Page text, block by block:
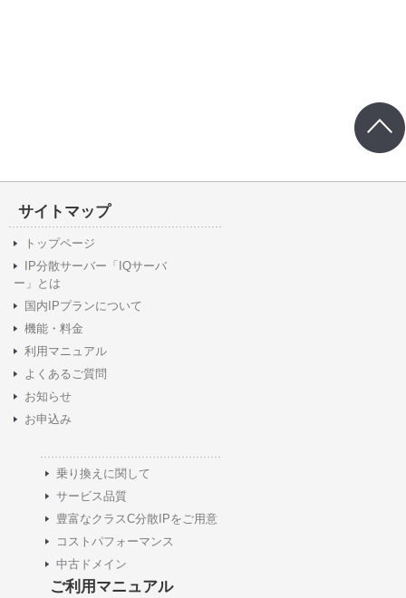
サイトマップ
トップページ
IP分散サーバー「IQサーバ
ー」とは
国内IPプランについて
機能・料金
利用マニュアル
よくあるご質問
お知らせ
お申込み
乗り換えに関して
サービス品質
豊富なクラスC分散IPをご用意
コストパフォーマンス
中古ドメイン
ご利用マニュアル